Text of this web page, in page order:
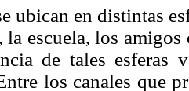
ubican en distintas
escuela, los
de tales esferas
los canales que